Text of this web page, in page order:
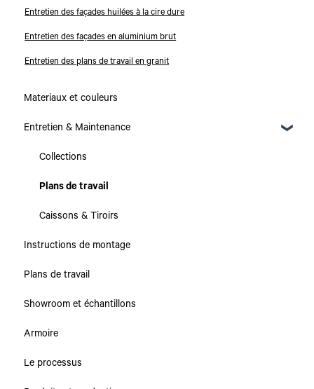
Entretien des façades huilées à la cire dure
Entretien des façades en aluminium brut
Entretien des plans de travail en granit
Materiaux et couleurs
Entretien & Maintenance
Collections
Plans de travail
Caissons & Tiroirs
Instructions de montage
Plans de travail
Showroom et échantillons
Armoire
Le processus